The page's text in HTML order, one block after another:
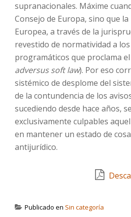
supranacionales. Máxime
Consejo de Europa, sino que
Europea, a través de la
revestido de normatividad a
programáticos que proclama el
adversus soft law). Por eso
sistémico de desplome del
de la contundencia de los
sucediendo desde hace años,
exclusivamente culpables
en mantener un estado de
antijurídico.
Publicado en Sin categoría